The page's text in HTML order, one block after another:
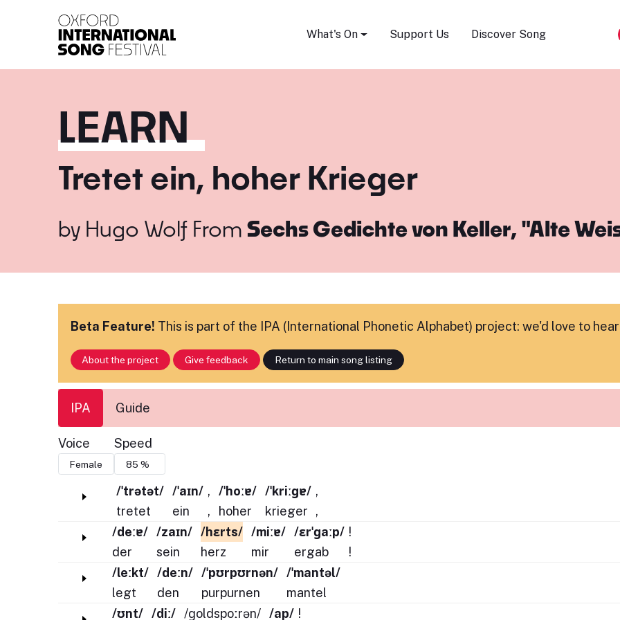
What's On Support Us Discover Song
LEARN
Tretet ein, hoher Krieger
by Hugo WolfFrom Sechs Gedichte von Keller, "Alte
Beta Feature! This is part of the IPA (International Phonetic Alphabet) project: we'd love to hear
About the project Give feedback Return to main song listing
IPA Guide
Voice Speed
/ˈtrətət/
tretet
/ˈaɪn/
ein
,
,
/ˈhoːɐ/
hoher
/ˈkriːɡɐ/
krieger
,
,
/deːɐ/
der
/zaɪn/
sein
/hɛrts/
herz
/miːɐ/
mir
/ɛrˈɡaːp/
ergab
!
!
/leːkt/
legt
/deːn/
den
/ˈpʊrpʊrnən/
purpurnen
/ˈmantəl/
mantel
/ʊnt/ /diː/ /ɡoldspoːrən/ /ap/ !